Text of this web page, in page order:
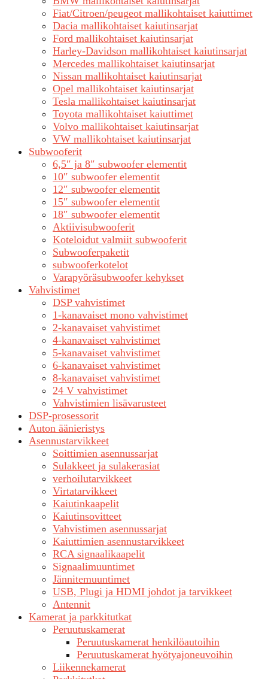
Fiat/Citroen/peugeot mallikohtaiset kaiuttimet
Dacia mallikohtaiset kaiutinsarjat
Ford mallikohtaiset kaiutinsarjat
Harley-Davidson mallikohtaiset kaiutinsarjat
Mercedes mallikohtaiset kaiutinsarjat
Nissan mallikohtaiset kaiutinsarjat
Opel mallikohtaiset kaiutinsarjat
Tesla mallikohtaiset kaiutinsarjat
Toyota mallikohtaiset kaiuttimet
Volvo mallikohtaiset kaiutinsarjat
VW mallikohtaiset kaiutinsarjat
Subwooferit
6,5″ ja 8″ subwoofer elementit
10″ subwoofer elementit
12″ subwoofer elementit
15″ subwoofer elementit
18″ subwoofer elementit
Aktiivisubwooferit
Koteloidut valmiit subwooferit
Subwooferpaketit
subwooferkotelot
Varapyöräsubwoofer kehykset
Vahvistimet
DSP vahvistimet
1-kanavaiset mono vahvistimet
2-kanavaiset vahvistimet
4-kanavaiset vahvistimet
5-kanavaiset vahvistimet
6-kanavaiset vahvistimet
8-kanavaiset vahvistimet
24 V vahvistimet
Vahvistimien lisävarusteet
DSP-prosessorit
Auton äänieristys
Asennustarvikkeet
Soittimien asennussarjat
Sulakkeet ja sulakerasiat
verhoilutarvikkeet
Virtatarvikkeet
Kaiutinkaapelit
Kaiutinsovitteet
Vahvistimen asennussarjat
Kaiuttimien asennustarvikkeet
RCA signaalikaapelit
Signaalimuuntimet
Jännitemuuntimet
USB, Plugi ja HDMI johdot ja tarvikkeet
Antennit
Kamerat ja parkkitutkat
Peruutuskamerat
Peruutuskamerat henkilöautoihin
Peruutuskamerat hyötyajoneuvoihin
Liikennekamerat